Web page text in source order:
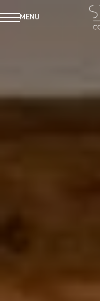
MENU